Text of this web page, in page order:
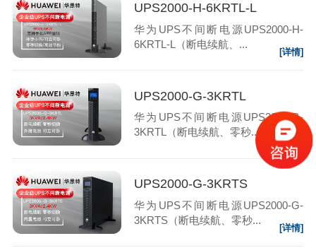
UPS2000-H-6KRTL-L
华为UPS不间断电源UPS2000-H-
6KRTL-L（断电续航、...
[详情]
UPS2000-G-3KRTL
华为UPS不间断电源UPS2000-G-
3KRTL（断电续航、零秒...
[详情]
UPS2000-G-3KRTS
华为UPS不间断电源UPS2000-G-
3KRTS（断电续航、零秒...
[详情]